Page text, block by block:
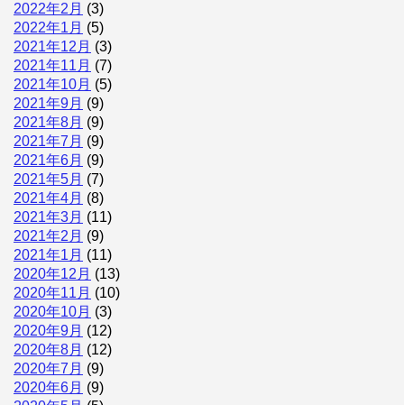
2022年2月 (3)
2022年1月 (5)
2021年12月 (3)
2021年11月 (7)
2021年10月 (5)
2021年9月 (9)
2021年8月 (9)
2021年7月 (9)
2021年6月 (9)
2021年5月 (7)
2021年4月 (8)
2021年3月 (11)
2021年2月 (9)
2021年1月 (11)
2020年12月 (13)
2020年11月 (10)
2020年10月 (3)
2020年9月 (12)
2020年8月 (12)
2020年7月 (9)
2020年6月 (9)